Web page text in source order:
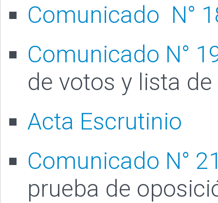
Comunicado N°
Comunicado N°
de votos y lista
Acta Escrutinio
Comunicado N°
prueba de